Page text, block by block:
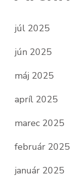
júl 2025
jún 2025
máj 2025
apríl 2025
marec 2025
február 2025
január 2025